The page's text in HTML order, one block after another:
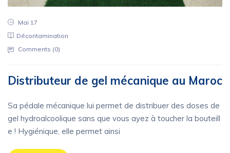
Mai 17
Décontamination
Comments (0)
Distributeur de gel mécanique au Maroc
Sa pédale mécanique lui permet de distribuer des doses de
gel hydroalcoolique sans que vous ayez à toucher la bouteill
e ! Hygiénique, elle permet ainsi